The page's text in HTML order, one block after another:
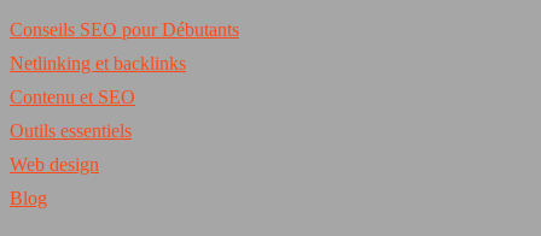
Conseils SEO pour Débutants
Netlinking et backlinks
Contenu et SEO
Outils essentiels
Web design
Blog